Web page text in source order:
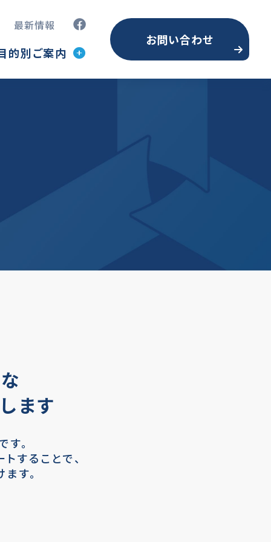
最新情報
的別ご案内
お問い合わせ
ます
。
することで、
す。